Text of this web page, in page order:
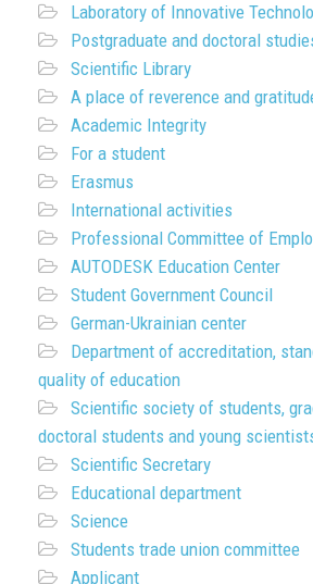
Laboratory of Innovative
Postgraduate and doctoral
Scientific Library
A place of reverence and
Academic Integrity
For a student
Erasmus
International activities
Professional Committee of
AUTODESK Education Center
Student Government Council
German-Ukrainian center
Department of accreditation,
quality of education
Scientific society of students,
doctoral students and young
Scientific Secretary
Educational department
Science
Students trade union committee
Applicant